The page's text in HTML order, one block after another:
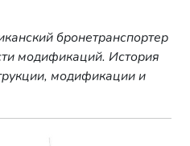
бронетранспортер
модификаций. История
модификации и